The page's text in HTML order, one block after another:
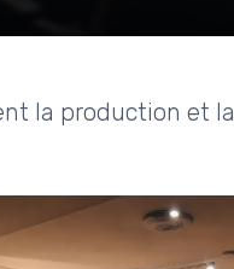
la production et la